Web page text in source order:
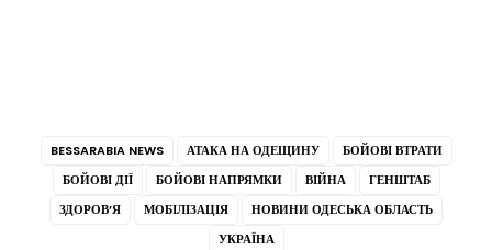
BESSARABIA NEWS АТАКА НА ОДЕЩИНУ
БОЙОВІ ВТРАТИ
БОЙОВІ ДІЇ
БОЙОВІ НАПРЯМКИ ВІЙНА
ГЕНШТАБ
ЗДОРОВ’Я
МОБІЛІЗАЦІЯ
НОВИНИ ОДЕСЬКА ОБЛАСТЬ
УКРАЇНА